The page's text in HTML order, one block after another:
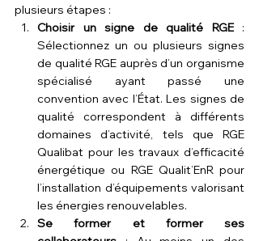
plusieurs étapes :
Choisir un signe de qualité RGE :
Sélectionnez un ou plusieurs signes
de qualité RGE auprès d’un organisme
spécialisé ayant passé une
convention avec l’État. Les signes de
qualité correspondent à différents
domaines d’activité, tels que RGE
Qualibat pour les travaux d’efficacité
énergétique ou RGE Qualit’EnR pour
l’installation d’équipements valorisant
les énergies renouvelables.
Se former et former ses